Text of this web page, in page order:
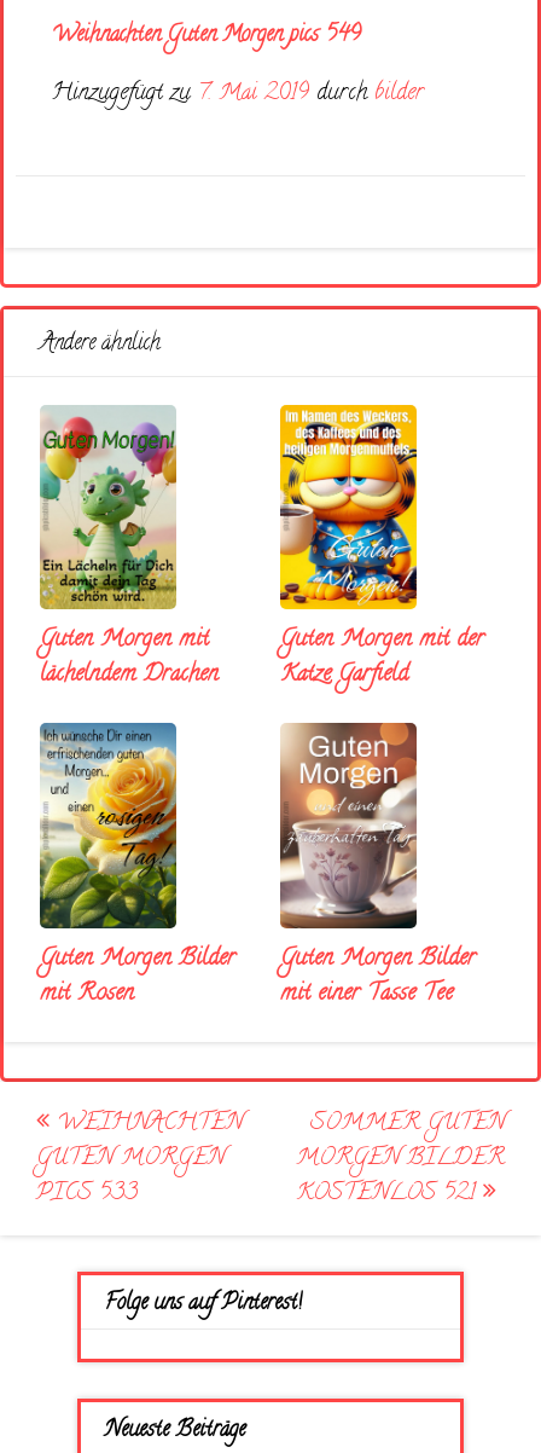
Weihnachten Guten Morgen pics 549
Hinzugefügt zu 7. Mai 2019 durch bilder
Andere ähnlich
Guten Morgen mit
lächelndem Drachen
Guten Morgen mit der
Katze Garfield
Guten Morgen Bilder
mit Rosen
Guten Morgen Bilder
mit einer Tasse Tee
Post
navigation
WEIHNACHTEN
GUTEN MORGEN
PICS 533
SOMMER GUTEN
MORGEN BILDER
KOSTENLOS 521
Folge uns auf Pinterest!
Neueste Beiträge